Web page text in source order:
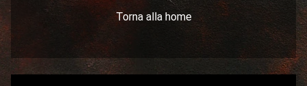
Torna alla home